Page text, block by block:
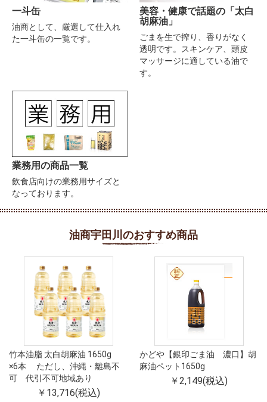
お買い物を続ける カートへ進む
一斗缶
油商として、厳選して仕入れ
た一斗缶の一覧です。
美容・健康で話題の 「太白
胡麻油」
ごまを生で搾り、香りがなく
透明です。スキンケア、頭皮
マッサージに適している油で
す。
業務用の商品一覧
飲食店向けの業務用サイズと
なっております。
油商宇田川のおすすめ商品
竹本油脂 太白胡麻油 1650g
×6本 ただし、沖縄・離島不
可 代引不可地域あり
￥13,716(税込)
かどや【銀印ごま油 濃口】胡
麻油ペット1650g
￥2,149(税込)